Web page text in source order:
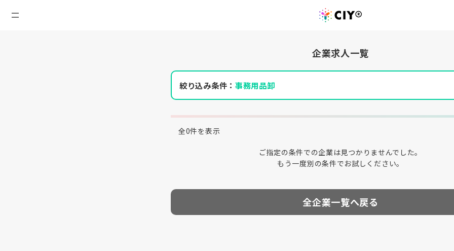
企業求人一覧
絞り込み条件： 事務用品卸
全0件を表示
ご指定の条件での企業は見つかりませんでした。
もう一度別の条件でお試しください。
全企業一覧へ戻る